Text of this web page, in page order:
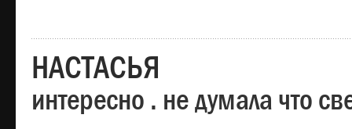
НАСТАСЬЯ
интересно . не думала что